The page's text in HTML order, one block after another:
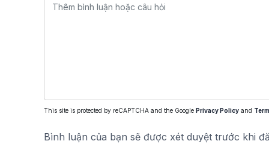
This site is protected by reCAPTCHA and the Google Privacy Policy and
Bình luận của bạn sẽ được xét duyệt trước khi